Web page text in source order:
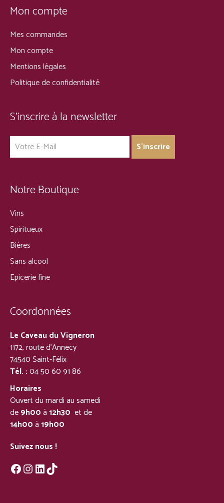
Mon compte
Mes commandes
Mon compte
Mentions légales
Politique de confidentialité
S’inscrire à la newsletter
Notre Boutique
Vins
Spiritueux
Bières
Sans alcool
Epicerie fine
Coordonnées
Le Caveau du Vigneron
1172, route d’Annecy
74540 Saint-Félix
Tél. :04 50 60 91 86
Horaires
Ouvert du mardi au samedi
de9h00à12h30 et de
14h00à19h00
Suivez nous !
Facebook
Instagram
LinkedIn
TikTok